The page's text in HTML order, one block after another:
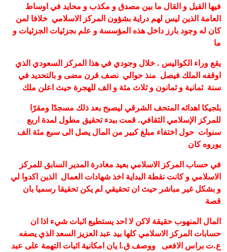
فيها القيل و القال ما بين مصدق و مكذب و محايد في اوساط
العامة الذين ليس لهم دراية بشؤون المركز الاسلامي خلافا لمن
كان له وجود بارز داخل هذه المؤسسة و علم بجزئيات الجزئيات و
ما
يقع وراء الكواليس . خلال وجودي في هذا المركز السعودي الذي
اوقفه الملك فيصل منذ حوالي نصف قرن مضى و بالتحديد في
سنة ثمانية و ثمانون و ثلاث مئة و الف للهجرة حيث اعلن ملك
بلجيكا اهدائه المتحف الشرقي ليصبح بعد ذلك مسجدًا ومقرًا
للمركز الإسلامي الثقافي. قمت ببدء تحقيق مطول لمدة اربع
سنوات حول اختفاء مبلغ كبير من المال يصل الى سبع مئة الف
يوروه كان
في حساب المركز الاسلامي بعيد مغادرة المدير السابق للمركز
الاسلامي و كانت نقطة البداية اخذ شهادات العمال الذين اكدوا لي
و بشكل غير مباشر حيث ان تحقيقي لم يكن تحقيقا رسميا بان
قصة
المال المنهوب حقيقة لاكن لا احد يستطيع اثبات شيء اذا ان
حسابات المركز الاسلامي كلها بيد عبد العزيز السعد الذي يصفه
ع.ت براس الافعى ووصف ق.ا يان امكانية اثبات التهمة على عبد